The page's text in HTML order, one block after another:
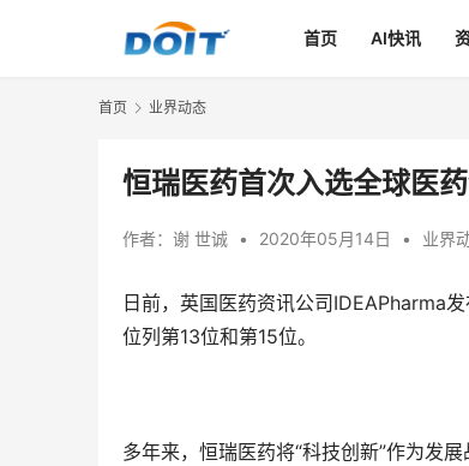
首页 AI快讯
首页 业界动态
恒瑞医药首次入选全球医
作者： 谢 世诚 • 2020年05月14日 • 业界
日前，英国医药资讯公司IDEAPharma
位列第13位和第15位。
多年来，恒瑞医药将“科技创新”作为发